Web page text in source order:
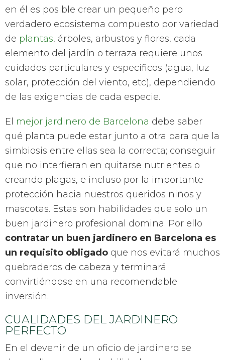
en él es posible crear un pequeño pero
verdadero ecosistema compuesto por variedad
de plantas, árboles, arbustos y flores, cada
elemento del jardín o terraza requiere unos
cuidados particulares y específicos (agua, luz
solar, protección del viento, etc), dependiendo
de las exigencias de cada especie.
El mejor jardinero de Barcelona debe saber
qué planta puede estar junto a otra para que la
simbiosis entre ellas sea la correcta; conseguir
que no interfieran en quitarse nutrientes o
creando plagas, e incluso por la importante
protección hacia nuestros queridos niños y
mascotas. Estas son habilidades que solo un
buen jardinero profesional domina. Por ello
contratar un buen jardinero en Barcelona es
un requisito obligado que nos evitará muchos
quebraderos de cabeza y terminará
convirtiéndose en una recomendable
inversión.
CUALIDADES DEL JARDINERO
PERFECTO
En el devenir de un oficio de jardinero se